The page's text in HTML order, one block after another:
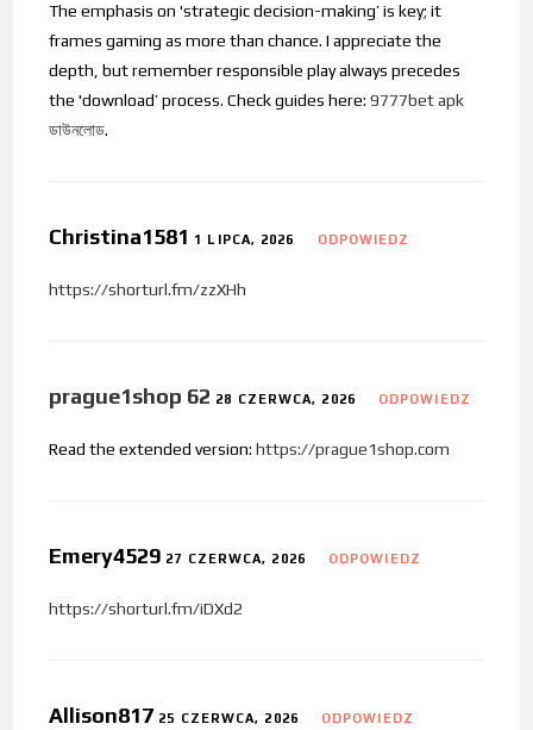
The emphasis on 'strategic decision-making’ is key; it
frames gaming as more than chance. I appreciate the
depth, but remember responsible play always precedes
the 'download’ process. Check guides here:9777bet apk
ডাউনলোড.
Christina1581 1 LIPCA, 2026 ODPOWIEDZ
https://shorturl.fm/zzXHh
prague1shop 62 28 CZERWCA, 2026 ODPOWIEDZ
Read the extended version:https://prague1shop.com
Emery4529 27 CZERWCA, 2026 ODPOWIEDZ
https://shorturl.fm/iDXd2
Allison817 25 CZERWCA, 2026 ODPOWIEDZ